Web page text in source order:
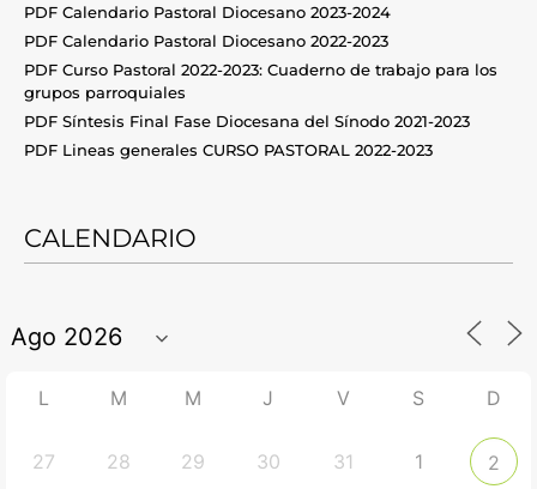
PDF Calendario Pastoral Diocesano 2023-2024
PDF Calendario Pastoral Diocesano 2022-2023
PDF Curso Pastoral 2022-2023: Cuaderno de trabajo para los
grupos parroquiales
PDF Síntesis Final Fase Diocesana del Sínodo 2021-2023
PDF Lineas generales CURSO PASTORAL 2022-2023
CALENDARIO
L M M J V S D
27 28 29 30 31 1 2